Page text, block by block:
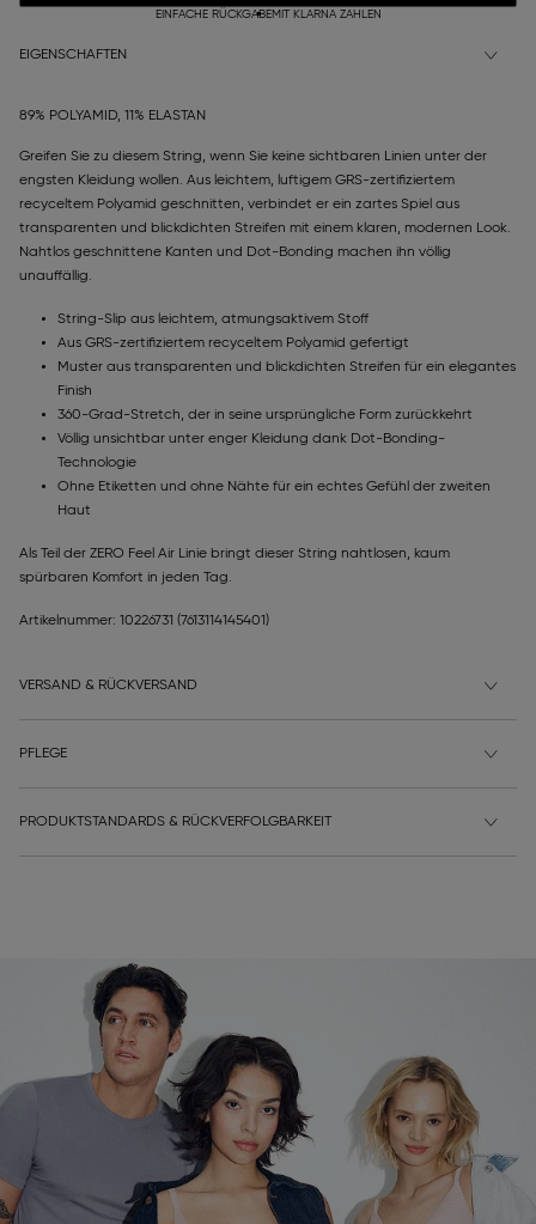
EINFACHE RÜCKGABEMIT KLARNA ZAHLEN
EIGENSCHAFTEN
89% POLYAMID, 11% ELASTAN
Greifen Sie zu diesem String, wenn Sie keine sichtbaren Linien unter der
engsten Kleidung wollen. Aus leichtem, luftigem GRS-zertifiziertem
recyceltem Polyamid geschnitten, verbindet er ein zartes Spiel aus
transparenten und blickdichten Streifen mit einem klaren, modernen Look.
Nahtlos geschnittene Kanten und Dot-Bonding machen ihn völlig
unauffällig.
String-Slip aus leichtem, atmungsaktivem Stoff
Aus GRS-zertifiziertem recyceltem Polyamid gefertigt
Muster aus transparenten und blickdichten Streifen für ein elegantes
Finish
360-Grad-Stretch, der in seine ursprüngliche Form zurückkehrt
Völlig unsichtbar unter enger Kleidung dank Dot-Bonding-
Technologie
Ohne Etiketten und ohne Nähte für ein echtes Gefühl der zweiten
Haut
Als Teil der ZERO Feel Air Linie bringt dieser String nahtlosen, kaum
spürbaren Komfort in jeden Tag.
Artikelnummer: 10226731 (7613114145401)
VERSAND & RÜCKVERSAND
PFLEGE
PRODUKTSTANDARDS & RÜCKVERFOLGBARKEIT